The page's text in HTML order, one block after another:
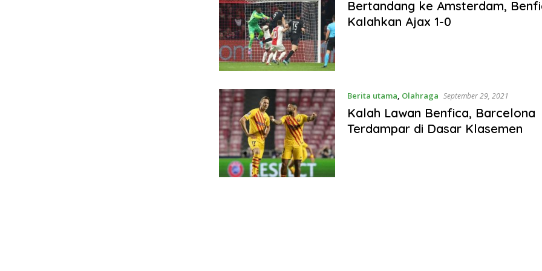
Bertandang ke Amsterdam,
Kalahkan Ajax 1-0
Berita utama Olahraga September 29, 2021
Kalah Lawan Benfica, Barcelona
Terdampar di Dasar Klasemen